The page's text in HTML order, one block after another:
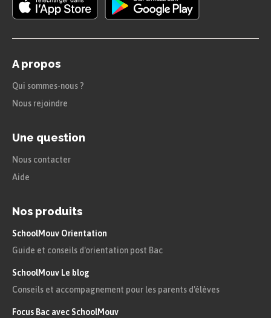
A propos
Qui sommes-nous ?
Nous rejoindre
Une question
Nous contacter
Aide
Nos produits
SchoolMouv Orientation
Guide et conseils d'orientation post Bac
SchoolMouv Le blog
Conseils et accompagnement pour les parents d'élèves
Focus Bac avec SchoolMouv